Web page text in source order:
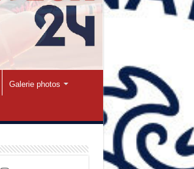
Galerie photos